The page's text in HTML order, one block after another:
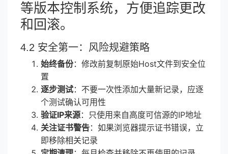
等版本控制系统，方便追踪更改
和回滚。
4.2 安全第一：风险规避策略
始终备份：修改前复制原始Host文件到安全位
置
逐步测试：不要一次性添加大量新记录，应逐
个测试确认可用性
验证IP来源：只使用来自高度可信源的IP地址
关注证书警告：如果浏览器提示证书错误，立
即移除相关记录